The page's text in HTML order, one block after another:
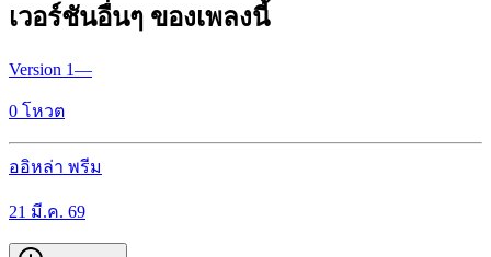
เวอร์ชันอื่นๆ ของเพลงนี้
Version 1—
0 โหวต
ออิหล่า พรีม
21 มี.ค. 69